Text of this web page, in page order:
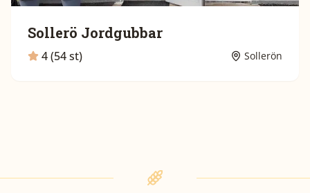
Sollerö Jordgubbar
4 (54 st) Sollerön